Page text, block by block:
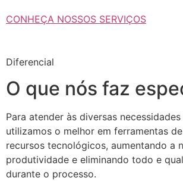
CONHEÇA NOSSOS SERVIÇOS
Diferencial
O que nós faz
Para atender às diversas
utilizamos o melhor em ferramentas
recursos tecnológicos, aumentando a
produtividade e eliminando todo e
durante o processo.